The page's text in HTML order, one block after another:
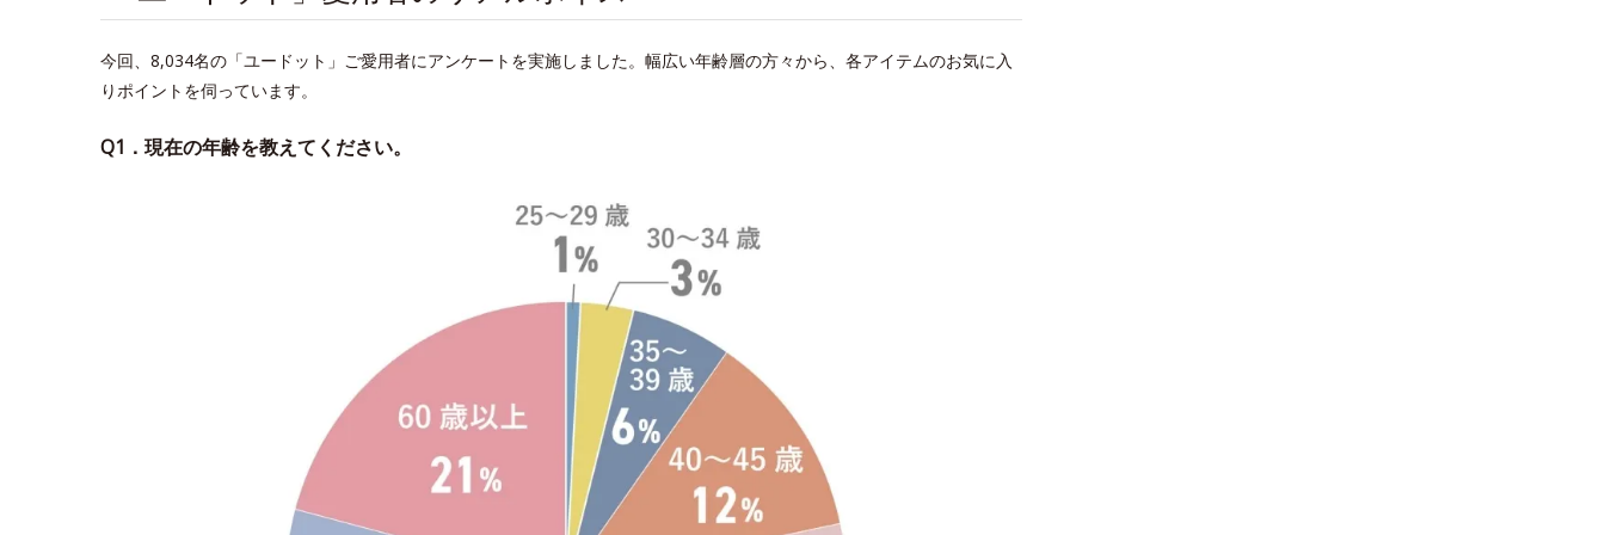
今回、8,034名の「ユードット」ご愛用者にアンケートを実施しました。幅広い年齢層の方々から、各アイテムのお気に入
りポイントを伺っています。
Q1．現在の年齢を教えてください。